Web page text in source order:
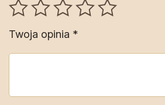
Twoja opinia *